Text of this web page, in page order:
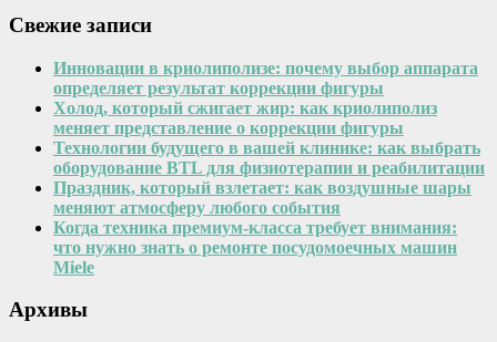
Свежие записи
Инновации в криолиполизе: почему выбор аппарата
определяет результат коррекции фигуры
Холод, который сжигает жир: как криолиполиз
меняет представление о коррекции фигуры
Технологии будущего в вашей клинике: как выбрать
оборудование BTL для физиотерапии и реабилитации
Праздник, который взлетает: как воздушные шары
меняют атмосферу любого события
Когда техника премиум-класса требует внимания:
что нужно знать о ремонте посудомоечных машин
Miele
Архивы